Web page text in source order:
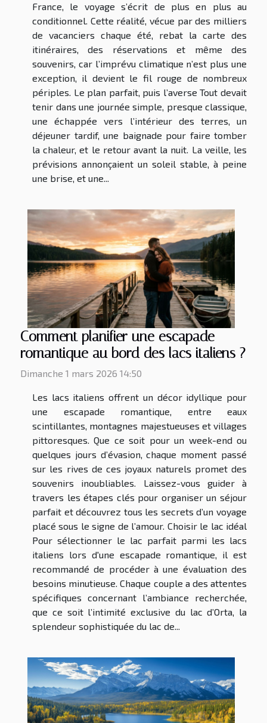
France, le voyage s’écrit de plus en plus au
conditionnel. Cette réalité, vécue par des milliers
de vacanciers chaque été, rebat la carte des
itinéraires, des réservations et même des
souvenirs, car l’imprévu climatique n’est plus une
exception, il devient le fil rouge de nombreux
périples. Le plan parfait, puis l’averse Tout devait
tenir dans une journée simple, presque classique,
une échappée vers l’intérieur des terres, un
déjeuner tardif, une baignade pour faire tomber
la chaleur, et le retour avant la nuit. La veille, les
prévisions annonçaient un soleil stable, à peine
une brise, et une...
Comment planifier une escapade
romantique au bord des lacs italiens ?
Dimanche 1 mars 2026 14:50
Les lacs italiens offrent un décor idyllique pour
une escapade romantique, entre eaux
scintillantes, montagnes majestueuses et villages
pittoresques. Que ce soit pour un week-end ou
quelques jours d’évasion, chaque moment passé
sur les rives de ces joyaux naturels promet des
souvenirs inoubliables. Laissez-vous guider à
travers les étapes clés pour organiser un séjour
parfait et découvrez tous les secrets d’un voyage
placé sous le signe de l’amour. Choisir le lac idéal
Pour sélectionner le lac parfait parmi les lacs
italiens lors d'une escapade romantique, il est
recommandé de procéder à une évaluation des
besoins minutieuse. Chaque couple a des attentes
spécifiques concernant l’ambiance recherchée,
que ce soit l’intimité exclusive du lac d’Orta, la
splendeur sophistiquée du lac de...